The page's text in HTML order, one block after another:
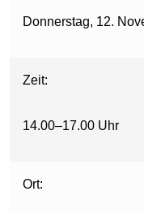
Donnerstag, 12.
Zeit:
14.00–17.00 Uhr
Ort: